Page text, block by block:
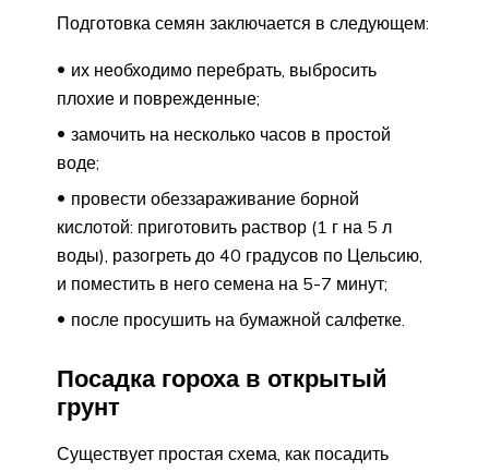
Подготовка семян заключается в следующем:
их необходимо перебрать, выбросить
плохие и поврежденные;
замочить на несколько часов в простой
воде;
провести обеззараживание борной
кислотой: приготовить раствор (1 г на 5 л
воды), разогреть до 40 градусов по Цельсию,
и поместить в него семена на 5-7 минут;
после просушить на бумажной салфетке.
Посадка гороха в открытый
грунт
Существует простая схема, как посадить